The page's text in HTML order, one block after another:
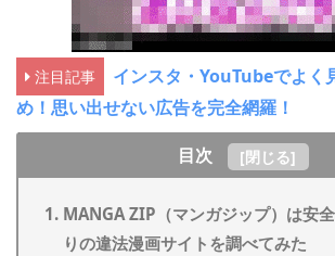
注目記事
インスタ・YouTubeでよく
め！思い出せない広告を完全網羅！
目次
[閉じる]
MANGA ZIP（マンガジップ）は安
りの違法漫画サイトを調べてみた